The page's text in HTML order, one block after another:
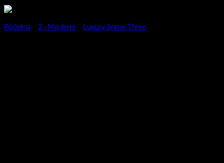
Početna 2.-Moderni Luxury Snow Three